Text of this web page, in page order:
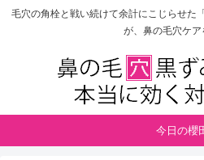
毛穴の角栓と戦い続けて余計にこじらせた
が、鼻の毛穴ケア
今日の櫻